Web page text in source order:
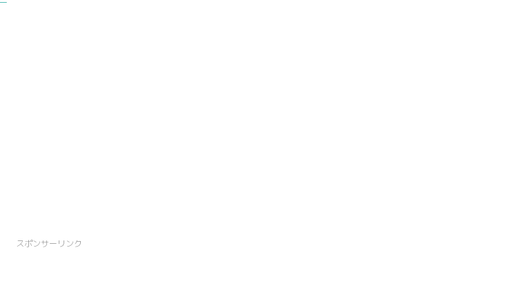
スポンサーリンク